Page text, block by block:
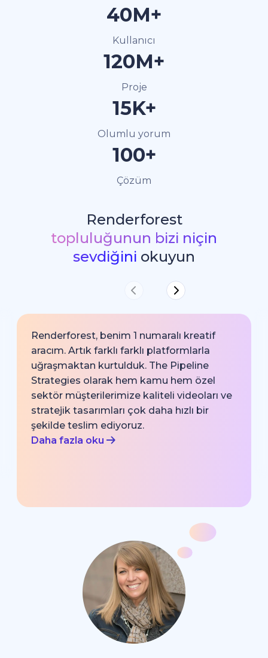
40M+
Kullanıcı
120M+
Proje
15K+
Olumlu yorum
100+
Çözüm
Renderforest
topluluğunun bizi niçin
sevdiğini okuyun
Renderforest, benim 1 numaralı kreatif
aracım. Artık farklı farklı platformlarla
uğraşmaktan kurtulduk. The Pipeline
Strategies olarak hem kamu hem özel
sektör müşterilerimize kaliteli videoları ve
stratejik tasarımları çok daha hızlı bir
şekilde teslim ediyoruz.
Daha fazla oku